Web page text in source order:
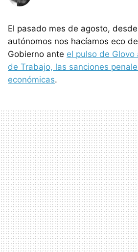
El pasado mes de agosto,
autónomos nos hacíamos eco
Gobierno ante el pulso de Glovo
de Trabajo, las sanciones
económicas.